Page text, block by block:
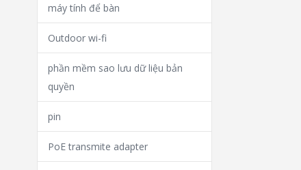
máy tính để bàn
Outdoor wi-fi
phần mềm sao lưu dữ liệu bản
quyền
pin
PoE transmite adapter